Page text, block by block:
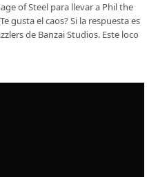
of Steel para llevar a Phil the
gusta el caos? Si la respuesta es
de Banzai Studios. Este loco